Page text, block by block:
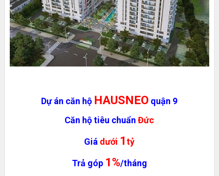
Dự án căn hộ HAUSNEO quận 9
Căn hộ tiêu chuẩnĐức
Giá dưới 1tỷ
Trả góp 1%/tháng